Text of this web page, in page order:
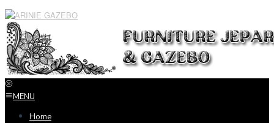
Loncat
ke
konten
MENU
Home